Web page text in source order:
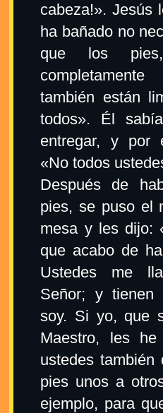
cabeza!». Jesús
ha bañado no
que los
también están
todos». Él
entregar, y por
«No todos
Después de
pies, se puso el
mesa y les dijo:
que acabo de
Ustedes me
Señor; y tienen
soy. Si yo, que
Maestro, les
ustedes también
pies unos a
ejemplo, para